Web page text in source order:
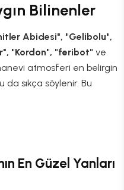
Bilinenler
Abidesi", "Gelibolu",
"Kordon", "feribot" ve
atmosferi en belirgin
da sıkça söylenir. Bu
En Güzel Yanları